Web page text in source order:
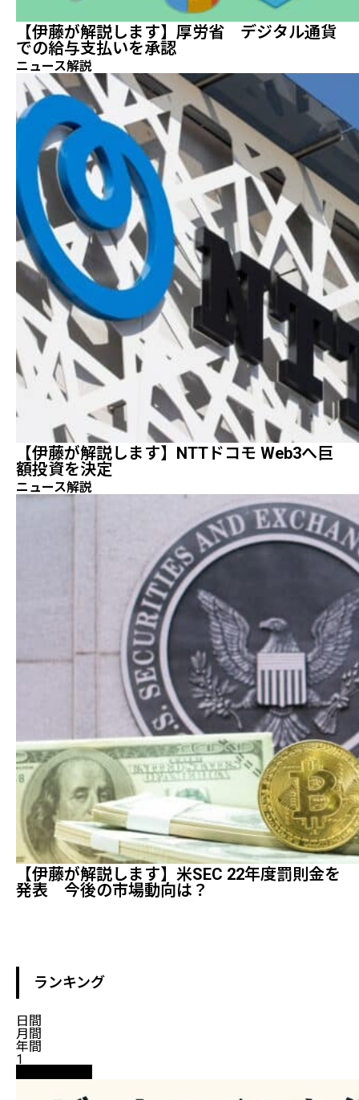
【伊藤が解説します】厚労省 デジタル通貨
での給与支払いを承認
ニュース解説
【伊藤が解説します】NTTドコモ Web3へ巨
額投資を決定
ニュース解説
【伊藤が解説します】米SEC 22年度罰則金を
発表 今後の市場動向は？
ランキング
日間
月間
年間
1